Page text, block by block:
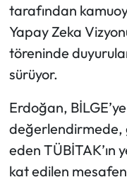
tarafından
Yapay Zeka
töreninde
sürüyor.
Erdoğan,
değerlendirmede,
eden TÜBİTAK’ın
kat edilen